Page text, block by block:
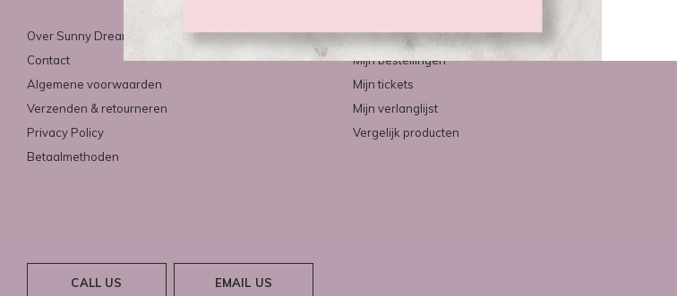
Over Sunny Dreams & Mirazo
Contact
Algemene voorwaarden
Verzenden & retourneren
Privacy Policy
Betaalmethoden
Registreren
Mijn bestellingen
Mijn tickets
Mijn verlanglijst
Vergelijk producten
CALL US EMAIL US